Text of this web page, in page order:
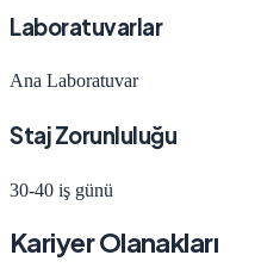
Laboratuvarlar
Ana Laboratuvar
Staj Zorunluluğu
30-40 iş günü
Kariyer Olanakları